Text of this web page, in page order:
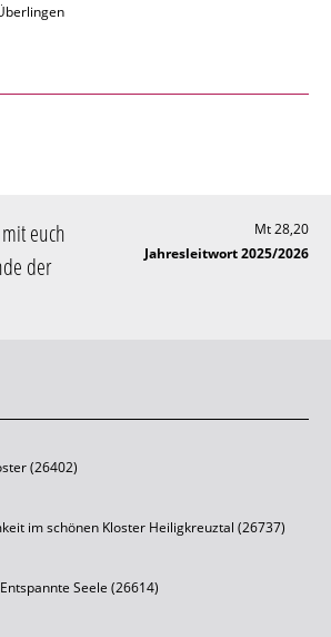
euch
der
Mt 28,20
Jahresleitwort 2025/2026
(26402)
im schönen Kloster Heiligkreuztal (26737)
Seele (26614)